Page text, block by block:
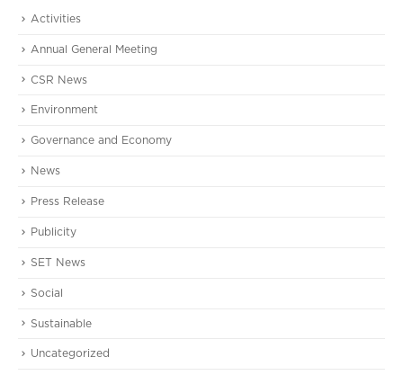
Activities
Annual General Meeting
CSR News
Environment
Governance and Economy
News
Press Release
Publicity
SET News
Social
Sustainable
Uncategorized